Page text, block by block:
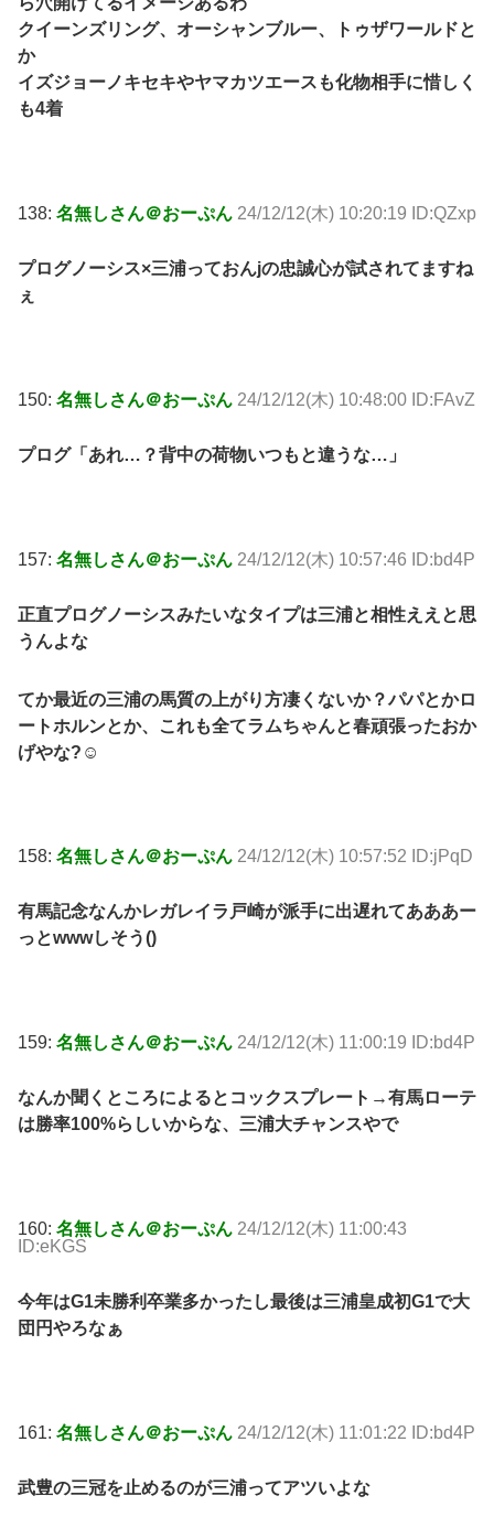
クイーンズリング、オーシャンブルー、トゥザワールドと
か
イズジョーノキセキやヤマカツエースも化物相手に惜しく
も4着
138: 名無しさん＠おーぷん 24/12/12(木) 10:20:19 ID:QZxp
プログノーシス×三浦っておんjの忠誠心が試されてますね
ぇ
150: 名無しさん＠おーぷん 24/12/12(木) 10:48:00 ID:FAvZ
プログ「あれ…？背中の荷物いつもと違うな…」
157: 名無しさん＠おーぷん 24/12/12(木) 10:57:46 ID:bd4P
正直プログノーシスみたいなタイプは三浦と相性ええと思
うんよな
てか最近の三浦の馬質の上がり方凄くないか？パパとかロ
ートホルンとか、これも全てラムちゃんと春頑張ったおか
げやな?☺️
158: 名無しさん＠おーぷん 24/12/12(木) 10:57:52 ID:jPqD
有馬記念なんかレガレイラ戸崎が派手に出遅れてあああー
っとwwwしそう()
159: 名無しさん＠おーぷん 24/12/12(木) 11:00:19 ID:bd4P
なんか聞くところによるとコックスプレート→有馬ローテ
は勝率100%らしいからな、三浦大チャンスやで
160: 名無しさん＠おーぷん 24/12/12(木) 11:00:43
ID:eKGS
今年はG1未勝利卒業多かったし最後は三浦皇成初G1で大
団円やろなぁ
161: 名無しさん＠おーぷん 24/12/12(木) 11:01:22 ID:bd4P
武豊の三冠を止めるのが三浦ってアツいよな